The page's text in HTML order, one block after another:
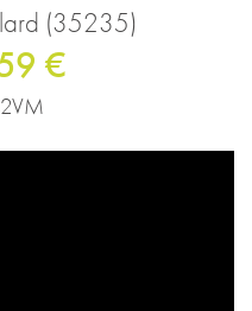
(35235)
€